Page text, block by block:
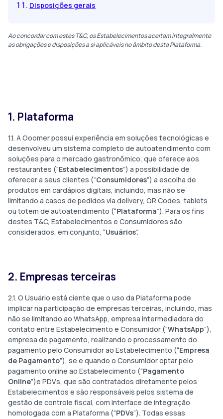
Disposições gerais
Ao concordar com estes T&C, os Estabelecimentos aceitam integralmente
as obrigações e disposições a si aplicáveis no âmbito desta Plataforma.
1. Plataforma
1.1. A Goomer possui experiência em soluções tecnológicas e
desenvolveu um sistema completo de autoatendimento com
soluções para o mercado gastronômico, que oferece aos
restaurantes (“Estabelecimentos”) a possibilidade de
oferecer a seus clientes (“Consumidores”) a escolha de
produtos em cardápios digitais, incluindo, mas não se
limitando a casos de pedidos via delivery, QR Codes, tablets
ou totem de autoatendimento (“Plataforma”). Para os fins
destes T&C, Estabelecimentos e Consumidores são
considerados, em conjunto, “Usuários”.
2. Empresas terceiras
2.1. O Usuário está ciente que o uso da Plataforma pode
implicar na participação de empresas terceiras, incluindo, mas
não se limitando ao WhatsApp, empresa intermediadora do
contato entre Estabelecimento e Consumidor (“WhatsApp”),
empresa de pagamento, realizando o processamento do
pagamento pelo Consumidor ao Estabelecimento (“Empresa
de Pagamento”), se e quando o Consumidor optar pelo
pagamento online ao Estabelecimento (“Pagamento
Online”)e PDVs, que são contratados diretamente pelos
Estabelecimentos e são responsáveis pelos sistema de
gestão de controle fiscal, com interface de integração
homologada com a Plataforma (“PDVs”). Todas essas